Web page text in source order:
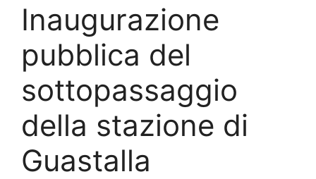
Inaugurazione
pubblica del
sottopassaggio
della stazione di
Guastalla